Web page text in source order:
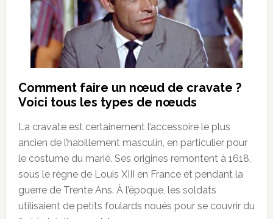
Comment faire un nœud de cravate ?
Voici tous les types de nœuds
La cravate est certainement l’accessoire le plus
ancien de l’habillement masculin, en particulier pour
le costume du marié. Ses origines remontent à 1618,
sous le règne de Louis XIII en France et pendant la
guerre de Trente Ans. À l’époque, les soldats
utilisaient de petits foulards noués pour se couvrir du